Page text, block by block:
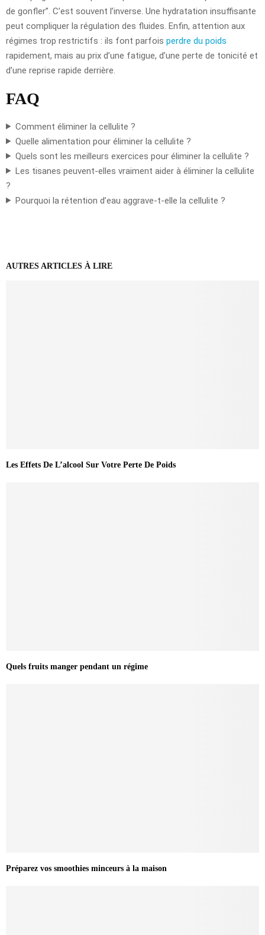
de gonfler”. C’est souvent l’inverse. Une hydratation insuffisante
peut compliquer la régulation des fluides. Enfin, attention aux
régimes trop restrictifs : ils font parfois perdre du poids
rapidement, mais au prix d’une fatigue, d’une perte de tonicité et
d’une reprise rapide derrière.
FAQ
Comment éliminer la cellulite ?
Quelle alimentation pour éliminer la cellulite ?
Quels sont les meilleurs exercices pour éliminer la cellulite ?
Les tisanes peuvent-elles vraiment aider à éliminer la cellulite
?
Pourquoi la rétention d’eau aggrave-t-elle la cellulite ?
AUTRES ARTICLES À LIRE
Les Effets De L’alcool Sur Votre Perte De Poids
Quels fruits manger pendant un régime
Préparez vos smoothies minceurs à la maison